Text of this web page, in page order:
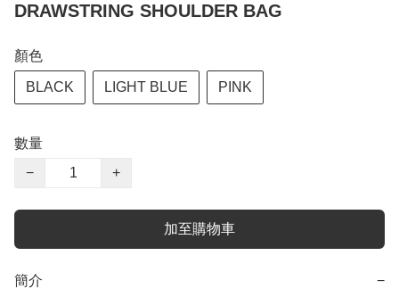
DRAWSTRING SHOULDER BAG
顏色
BLACK LIGHT BLUE PINK
數量
−
+
加至購物車
簡介 −